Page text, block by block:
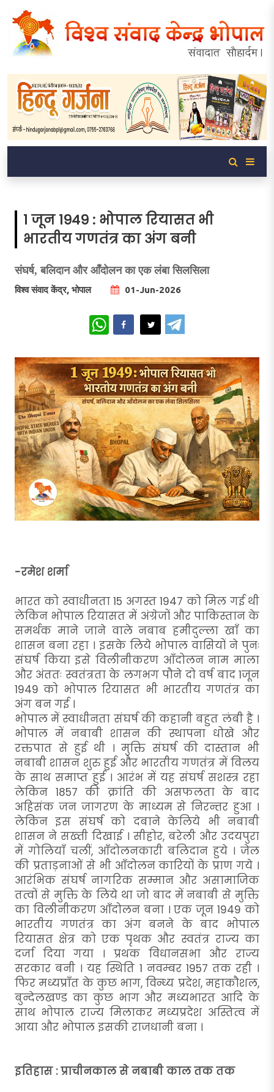
1 जून 1949 : भोपाल रियासत भी
भारतीय गणतंत्र का अंग बनी
संघर्ष, बलिदान और आँदोलन का एक लंबा सिलसिला
विश्व संवाद केंद्र, भोपाल 01-Jun-2026
WhatsApp
-रमेश शर्मा
भारत को स्वाधीनता 15 अगस्त 1947 को मिल गई थी
लेकिन भोपाल रियासत में अंग्रेजों और पाकिस्तान के
समर्थक माने जाने वाले नबाब हमीदुल्ला खाँ का
शासन बना रहा । इसके लिये भोपाल वासियों ने पुनः
संघर्ष किया इसे विलीनीकरण आँदोलन नाम माला
और अंततः स्वतंत्रता के लगभग पौने दो वर्ष बाद 1जून
1949 को भोपाल रियासत भी भारतीय गणतंत्र का
अंग बन गई ।
भोपाल में स्वाधीनता संघर्ष की कहानी बहुत लंबी है ।
भोपाल में नबाबी शासन की स्थापना धोखे और
रक्तपात से हुई थी । मुक्ति संघर्ष की दास्तान भी
नबाबी शासन शुरु हुई और भारतीय गणतंत्र में विलय
के साथ समाप्त हुई । आरंभ में यह संघर्ष सशस्त्र रहा
लेकिन 1857 की क्रांति की असफलता के बाद
अहिसंक जन जागरण के माध्यम से निरन्तर हुआ ।
लेकिन इस संघर्ष को दबाने केलिये भी नबाबी
शासन ने सख्ती दिखाई । सीहोर, बरेली और उदयपुरा
में गोलियाँ चलीं, आँदोलनकारी बलिदान हुये । जेल
की प्रताड़नाओं से भी आँदोलन कारियों के प्राण गये ।
आरंभिक संघर्ष नागरिक सम्मान और असामाजिक
तत्वों से मुक्ति के लिये था जो बाद में नबाबी से मुक्ति
का विलीनीकरण आँदोलन बना । एक जून 1949 को
भारतीय गणतंत्र का अंग बनने के बाद भोपाल
रियासत क्षेत्र को एक पृथक और स्वतंत्र राज्य का
दर्जा दिया गया । प्रथक विधानसभा और राज्य
सरकार बनी । यह स्थिति 1 नवम्बर 1957 तक रही ।
फिर मध्यप्राँत के कुछ भाग, विन्ध्य प्रदेश, महाकौशल,
बुन्देलखण्ड का कुछ भाग और मध्यभारत आदि के
साथ भोपाल राज्य मिलाकर मध्यप्रदेश अस्तित्व में
आया और भोपाल इसकी राजधानी बना ।
इतिहास : प्राचीनकाल से नबाबी काल तक तक